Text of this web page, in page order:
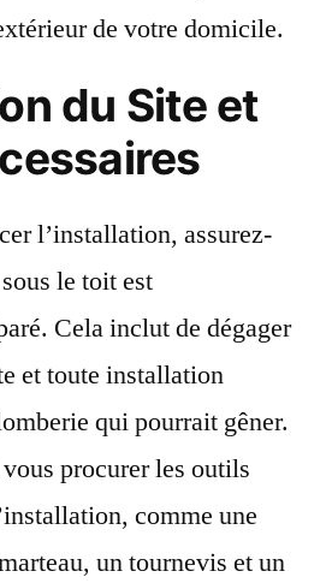
de votre domicile.
du Site et
l’installation, assurez-
le toit est
Cela inclut de dégager
et toute installation
qui pourrait gêner.
procurer les outils
comme une
un tournevis et un